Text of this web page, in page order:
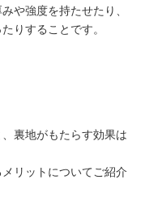
や強度を持たせたり、
りすることです。
裏地がもたらす効果は
リットについてご紹介